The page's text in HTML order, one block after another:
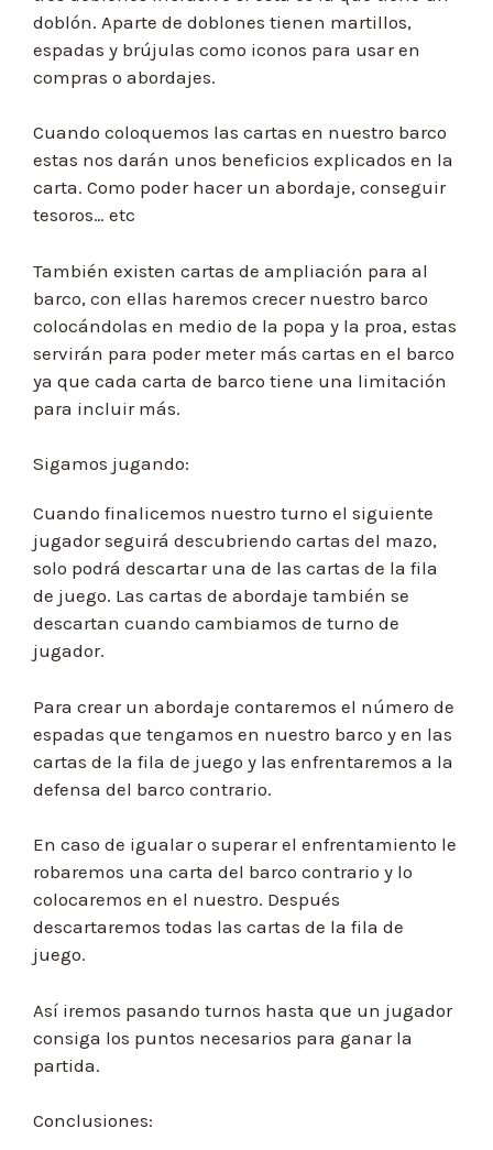
doblón. Aparte de doblones tienen martillos,
espadas y brújulas como iconos para usar en
compras o abordajes.
Cuando coloquemos las cartas en nuestro barco
estas nos darán unos beneficios explicados en la
carta. Como poder hacer un abordaje, conseguir
tesoros… etc
También existen cartas de ampliación para al
barco, con ellas haremos crecer nuestro barco
colocándolas en medio de la popa y la proa, estas
servirán para poder meter más cartas en el barco
ya que cada carta de barco tiene una limitación
para incluir más.
Sigamos jugando:
Cuando finalicemos nuestro turno el siguiente
jugador seguirá descubriendo cartas del mazo,
solo podrá descartar una de las cartas de la fila
de juego. Las cartas de abordaje también se
descartan cuando cambiamos de turno de
jugador.
Para crear un abordaje contaremos el número de
espadas que tengamos en nuestro barco y en las
cartas de la fila de juego y las enfrentaremos a la
defensa del barco contrario.
En caso de igualar o superar el enfrentamiento le
robaremos una carta del barco contrario y lo
colocaremos en el nuestro. Después
descartaremos todas las cartas de la fila de
juego.
Así iremos pasando turnos hasta que un jugador
consiga los puntos necesarios para ganar la
partida.
Conclusiones: